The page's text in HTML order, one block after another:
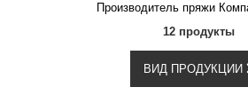
Производитель пряжи
12 продукты
ВИД ПРОДУКЦИИ